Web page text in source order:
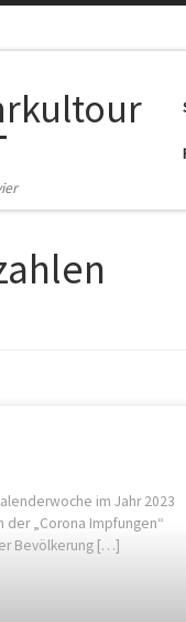
im Jahr 2023
der „Corona Impfungen“
Bevölkerung […]